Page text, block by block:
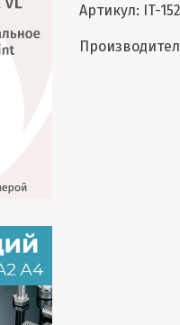
Артикул: IT-